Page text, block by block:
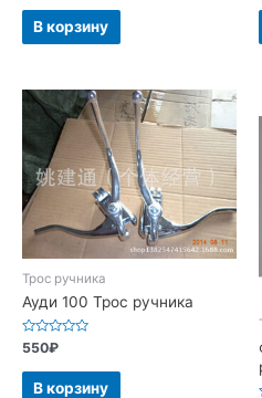
из
В корзину
Трос ручника
Ауди 100 Трос ручника
Оценка
0
из
550₽
В корзину